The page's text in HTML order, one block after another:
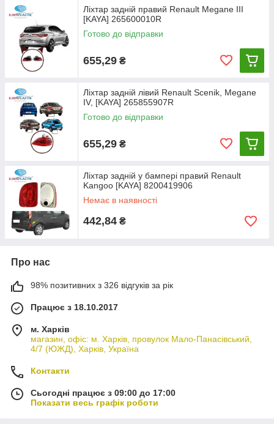
Ліхтар задній правий Renault Megane III
[KAYA] 265600010R
Готово до відправки
655,29 ₴
Ліхтар задній лівий Renault Scenik, Megane
IV, [KAYA] 265855907R
Готово до відправки
655,29 ₴
Ліхтар задній у бампері правий Renault
Kangoo [KAYA] 8200419906
Немає в наявності
442,84 ₴
Про нас
98% позитивних з 326 відгуків за рік
Працює з 18.10.2017
м. Харків
магазин, офіс: м. Харків, провулок Мало-Панасівський,
4/7 (ЮЖД), Харків, Україна
Контакти
Сьогодні працює з 09:00 до 17:00
Показати весь графік роботи